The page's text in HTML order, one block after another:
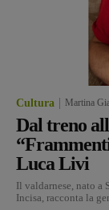
Cultura Martina
Dal treno
Luca Livi
Il valdarnese, nato a
Incisa, racconta la